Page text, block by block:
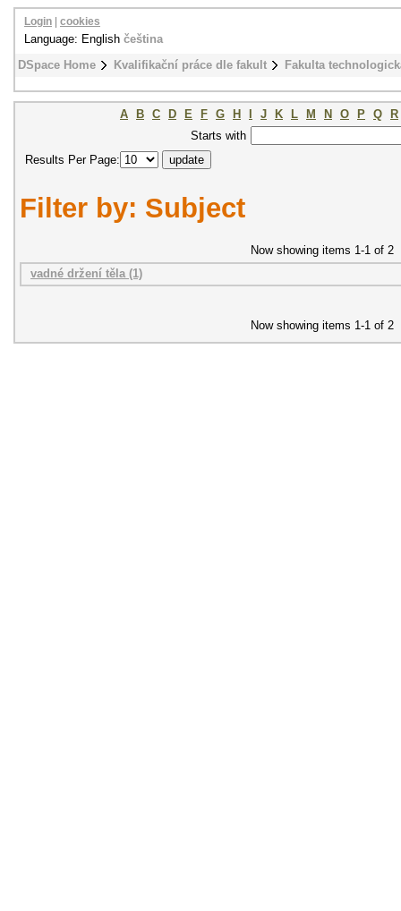
DSpace Home Kvalifikační práce dle fakult Fakulta
Login cookies
Language: English čeština
A B C D E F G H J K L M N O P Q
R
Starts with
Results Per Page:
Filter by: Subject
Now showing items 1-1 of 2
vadné držení těla (1)
Now showing items 1-1 of 2